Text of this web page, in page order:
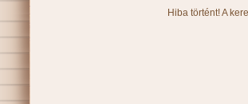
Hiba történt! A